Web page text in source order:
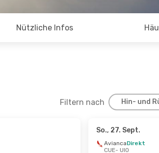
Nützliche Infos
Filtern nach Hin- und
So., 27. Sept.
AviancaDirekt
CUE- UIO